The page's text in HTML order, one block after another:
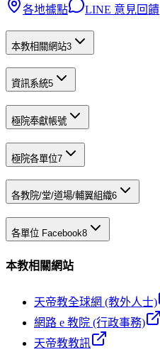
各地據點 LINE 意見回饋
本教相關網站3
資訊系統5
極院奉獻帳號
極院各單位7
各教院/堂/道場/輔翼組織6
各單位 Facebook8
本教相關網站
天帝教全球網 (教外人士)
網路 e 教院 (行政事務)
天帝教教訊